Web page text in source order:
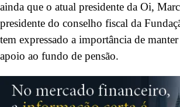
ainda que o atual presidente da Oi,
presidente do conselho fiscal da
tem expressado a importância de
apoio ao fundo de pensão.